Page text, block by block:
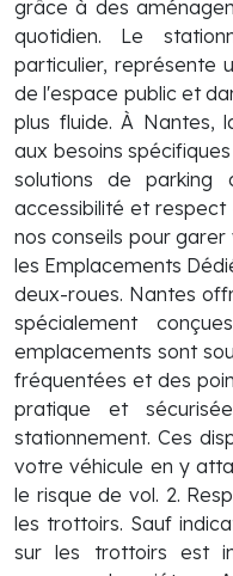
grâce à des
quotidien. Le
particulier, représente
de l'espace public et
plus fluide. À Nantes,
aux besoins
solutions de parking
accessibilité et respect
nos conseils pour
les Emplacements
deux-roues. Nantes
spécialement
emplacements sont
fréquentées et des
pratique et
stationnement. Ces
votre véhicule en y
le risque de vol. 2.
les trottoirs. Sauf
sur les trottoirs est